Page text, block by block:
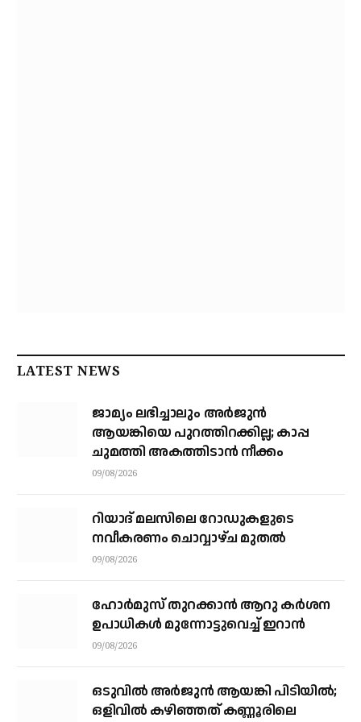
LATEST NEWS
ജാമ്യം ലഭിച്ചാലും അര്‍ജുന്‍
ആയങ്കിയെ പുറത്തിറക്കില്ല; കാപ്പ
ചുമത്തി അകത്തിടാന്‍ നീക്കം
09/08/2026
റിയാദ് മലസിലെ റോഡുകളുടെ
നവീകരണം ചൊവ്വാഴ്ച മുതല്‍
09/08/2026
ഹോർമുസ് തുറക്കാൻ ആറു കർശന
ഉപാധികൾ മുന്നോട്ടുവെച്ച് ഇറാൻ
09/08/2026
ഒടുവിൽ അർജുൻ ആയങ്കി പിടിയിൽ;
ഒളിവിൽ കഴിഞ്ഞത് കണ്ണൂരിലെ